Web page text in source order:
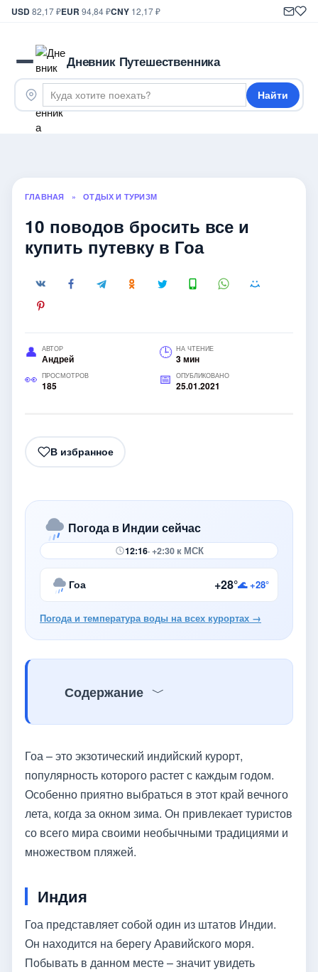
USD82,17 ₽EUR 94,84 ₽CNY 12,17 ₽
Дневник Путешественника
Найти
ГЛАВНАЯ » ОТДЫХ И ТУРИЗМ
10 поводов бросить все и
купить путевку в Гоа
АВТОР
Андрей
НА ЧТЕНИЕ
3 мин
ПРОСМОТРОВ
185
ОПУБЛИКОВАНО
25.01.2021
В избранное
Погода в Индии сейчас
12:16· +2:30 к МСК
Гоа +28°🌊 +28°
Погода и температура воды на всех курортах →
Содержание
Гоа – это экзотический индийский курорт,
популярность которого растет с каждым годом.
Особенно приятно выбраться в этот край вечного
лета, когда за окном зима. Он привлекает туристов
со всего мира своими необычными традициями и
множеством пляжей.
Индия
Гоа представляет собой один из штатов Индии.
Он находится на берегу Аравийского моря.
Побывать в данном месте – значит увидеть